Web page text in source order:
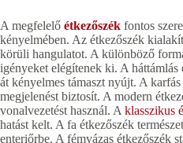
A megfelelő étkezőszék fontos
kényelmében. Az étkezőszék
körüli hangulatot. A különböző
igényeket elégítenek ki. A háttámlás
át kényelmes támaszt nyújt. A
megjelenést biztosít. A modern
vonalvezetést használ. A klasszikus
hatást kelt. A fa étkezőszék
enteriőrbe. A fémvázas étkezőszék